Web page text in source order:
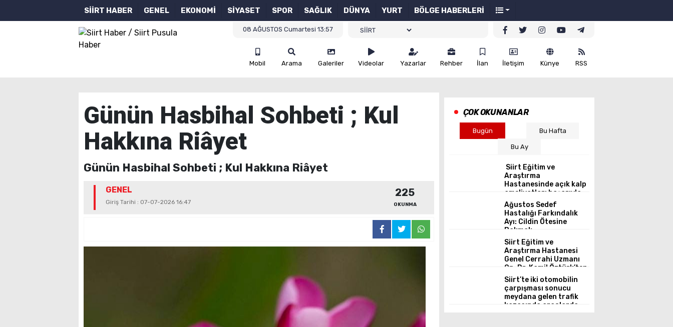
SİİRT HABER GENEL EKONOMİ SİYASET SPOR SAĞLIK DÜNYA YURT BÖLGE HABERLERİ
08 AĞUSTOS Cumartesi 13:57
Mobil Arama Galeriler Videolar Yazarlar Rehber İlan İletişim Künye RSS
Günün Hasbihal Sohbeti ; Kul
Hakkına Riâyet
Günün Hasbihal Sohbeti ; Kul Hakkına Riâyet
GENEL
Giriş Tarihi : 07-07-2026 16:47
225
OKUNMA
ÇOK OKUNANLAR
Bugün Bu Hafta
Bu Ay
Siirt Eğitim ve
Araştırma
Hastanesinde açık kalp
ameliyatları başarıyla
gerçekleştirildi.
Ağustos Sedef
Hastalığı Farkındalık
Ayı: Cildin Ötesine
Bakmak
Siirt Eğitim ve
Araştırma Hastanesi
Genel Cerrahi Uzmanı
Op. Dr. Kamil Öztürk’ten
Akut Kolesistit ve
Cerrahi Zamanlaması
Hakkında Önemli
Uyarılar
Siirt’te iki otomobilin
çarpışması sonucu
meydana gelen trafik
kazasında araçlarda